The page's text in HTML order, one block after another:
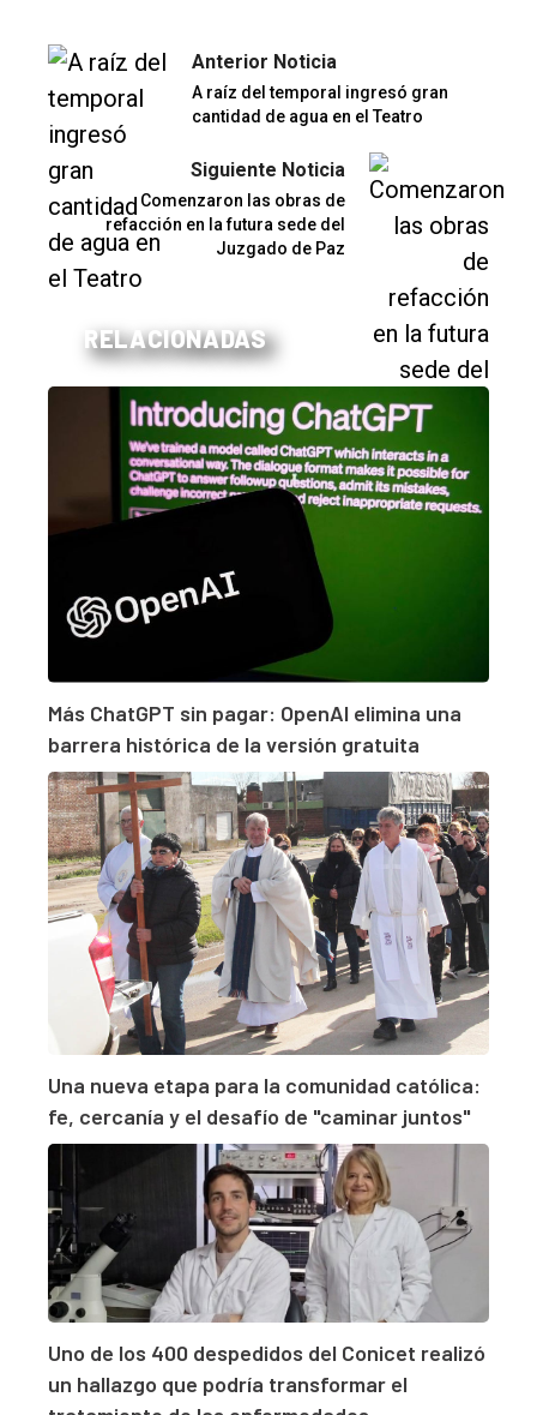
Anterior Noticia
A raíz del temporal ingresó gran
cantidad de agua en el Teatro
Siguiente Noticia
Comenzaron las obras de
refacción en la futura sede del
Juzgado de Paz
RELACIONADAS
Más ChatGPT sin pagar: OpenAI elimina una
barrera histórica de la versión gratuita
Una nueva etapa para la comunidad católica:
fe, cercanía y el desafío de "caminar juntos"
Uno de los 400 despedidos del Conicet realizó
un hallazgo que podría transformar el